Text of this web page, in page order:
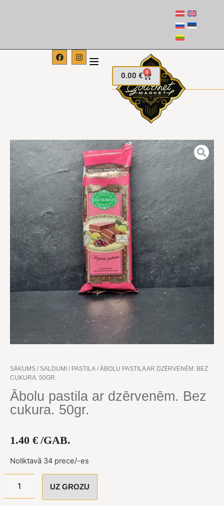
0.00 € 0
SĀKUMS /SALDUMI / PASTILA / ĀBOLU PASTILA AR DZĒRVENĒM. BEZ
CUKURA. 50GR.
Ābolu pastila ar dzērvenēm. Bez
cukura. 50gr.
1.40 € /GAB.
Noliktavā 34 prece/-es
UZ GROZU